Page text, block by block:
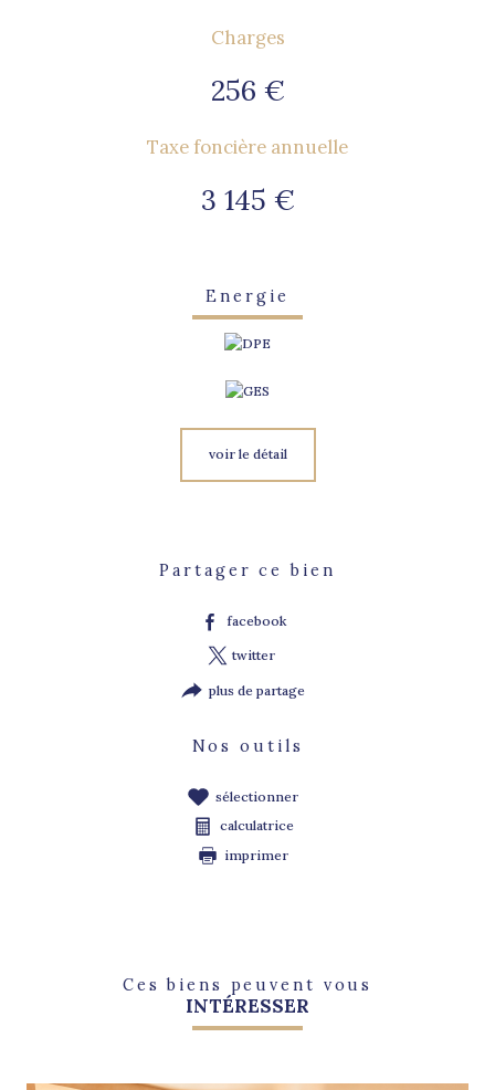
Charges
256 €
Taxe foncière annuelle
3 145 €
Energie
voir le détail
Partager ce bien
facebook
twitter
plus de partage
Nos outils
sélectionner
calculatrice
imprimer
Ces biens peuvent vous
INTÉRESSER